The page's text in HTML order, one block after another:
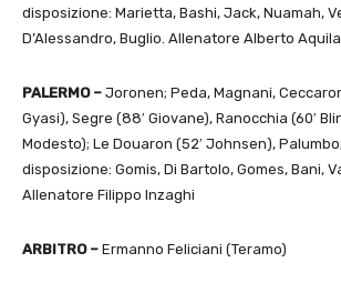
disposizione: Marietta, Bashi, Jack, Nuamah,
D’Alessandro, Buglio. Allenatore Alberto
PALERMO – Joronen; Peda, Magnani,
Gyasi), Segre (88′ Giovane), Ranocchia (60′
Modesto); Le Douaron (52′ Johnsen),
disposizione: Gomis, Di Bartolo, Gomes, Bani,
Allenatore Filippo Inzaghi
ARBITRO – Ermanno Feliciani (Teramo)